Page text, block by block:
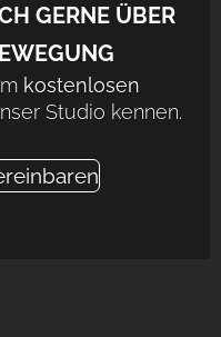
GERNE ÜBER
kostenlosen
Studio kennen.